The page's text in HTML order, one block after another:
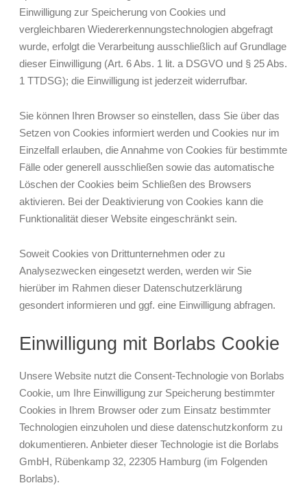
Einwilligung zur Speicherung von Cookies und
vergleichbaren Wiedererkennungstechnologien abgefragt
wurde, erfolgt die Verarbeitung ausschließlich auf Grundlage
dieser Einwilligung (Art. 6 Abs. 1 lit. a DSGVO und § 25 Abs.
1 TTDSG); die Einwilligung ist jederzeit widerrufbar.
Sie können Ihren Browser so einstellen, dass Sie über das
Setzen von Cookies informiert werden und Cookies nur im
Einzelfall erlauben, die Annahme von Cookies für bestimmte
Fälle oder generell ausschließen sowie das automatische
Löschen der Cookies beim Schließen des Browsers
aktivieren. Bei der Deaktivierung von Cookies kann die
Funktionalität dieser Website eingeschränkt sein.
Soweit Cookies von Drittunternehmen oder zu
Analysezwecken eingesetzt werden, werden wir Sie
hierüber im Rahmen dieser Datenschutzerklärung
gesondert informieren und ggf. eine Einwilligung abfragen.
Einwilligung mit Borlabs Cookie
Unsere Website nutzt die Consent-Technologie von Borlabs
Cookie, um Ihre Einwilligung zur Speicherung bestimmter
Cookies in Ihrem Browser oder zum Einsatz bestimmter
Technologien einzuholen und diese datenschutzkonform zu
dokumentieren. Anbieter dieser Technologie ist die Borlabs
GmbH, Rübenkamp 32, 22305 Hamburg (im Folgenden
Borlabs).